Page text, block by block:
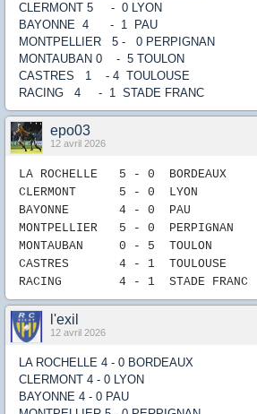
CLERMONT 5 - 0 LYON
BAYONNE 4 - 1 PAU
MONTPELLIER 5 - 0 PERPIGNAN
MONTAUBAN 0 - 5 TOULON
CASTRES 1 - 4 TOULOUSE
RACING 4 - 1 STADE FRANC
epo03
12 avril 2026
LA ROCHELLE 5 - 0 BORDEAUX
CLERMONT 5 - 0 LYON
BAYONNE 4
- 0
PAU
MONTPELLIER
5 - 0 PERPIGNAN
MONTAUBAN
0 - 5 TOULON
CASTRES 4
- 1 TOULOUSE
RACING 4
- 1 STADE FRANC
l'exil
12 avril 2026
LA ROCHELLE 4 - 0 BORDEAUX
CLERMONT 4 - 0 LYON
BAYONNE 4 - 0 PAU